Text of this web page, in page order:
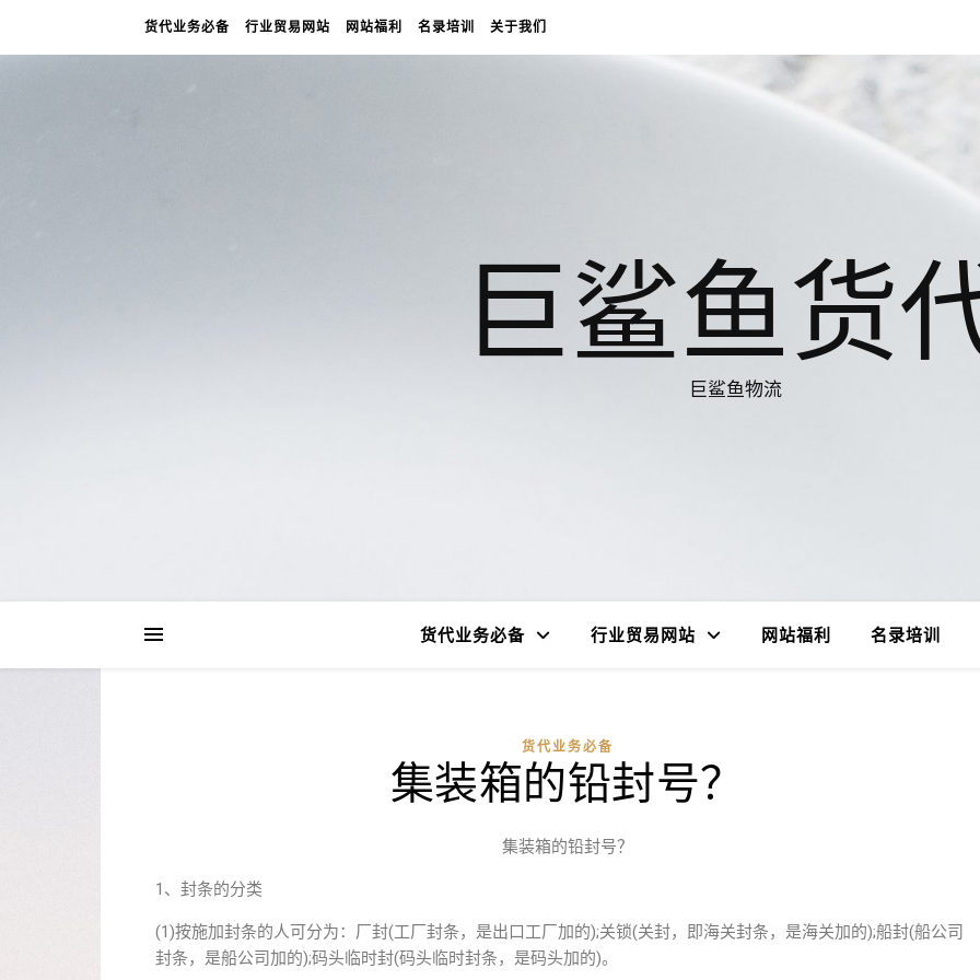
货代业务必备 行业贸易网站 网站福利 名录培训 关于我们
巨鲨鱼货
巨鲨鱼物流
货代业务必备 行业贸易网站 网站福利 名录培训
货代业务必备
集装箱的铅封号？
集装箱的铅封号？
1、封条的分类
(1)按施加封条的人可分为：厂封(工厂封条，是出口工厂加的);关锁(关封，即海关封条，是海关加的);船封(船公司
封条，是船公司加的);码头临时封(码头临时封条，是码头加的)。